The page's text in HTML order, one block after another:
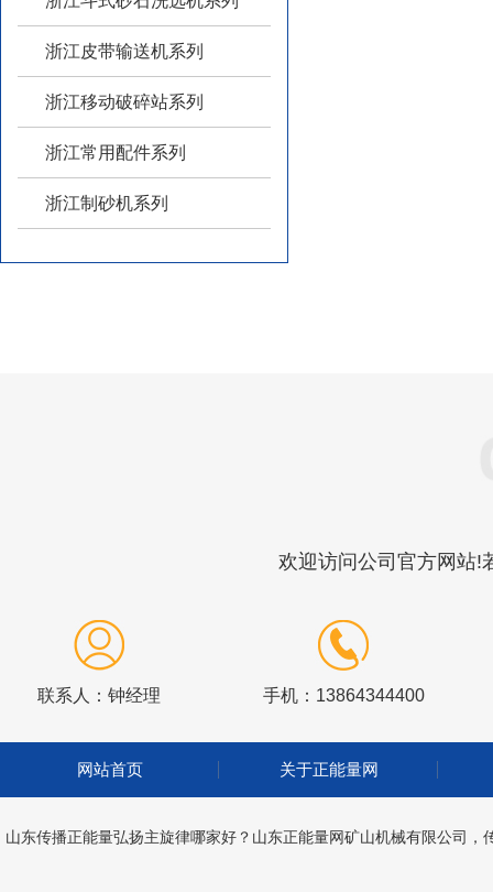
浙江皮带输送机系列
浙江移动破碎站系列
浙江常用配件系列
浙江制砂机系列
欢迎访问公司官方网站!
联系人：钟经理 手机：13864344400
网站首页 关于正能量网
山东传播正能量弘扬主旋律哪家好？山东正能量网矿山机械有限公司，